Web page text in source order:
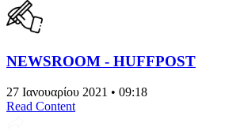
NEWSROOM - HUFFPOST
27 Ιανουαρίου 2021 • 09:18
Read Content